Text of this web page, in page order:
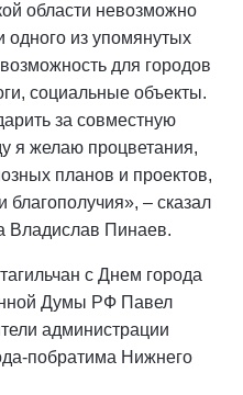
области невозможно
из упомянутых
для городов
социальные объекты.
за совместную
я желаю процветания,
планов и проектов,
благополучия», – сказал
Владислав Пинаев.
с Днем города
Думы РФ Павел
администрации
побратима Нижнего